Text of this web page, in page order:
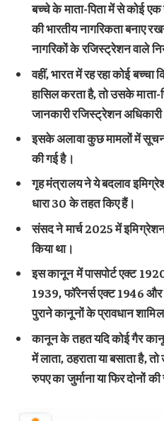
बच्चे के माता-पिता में से कोई
की भारतीय नागरिकता बनाए
नागरिकों के रजिस्ट्रेशन वाले
वहीं, भारत में रह रहा कोई
हासिल करता है, तो उसके
जानकारी रजिस्ट्रेशन अधिकारी
इसके अलावा कुछ मामलों में
की गई है।
गृह मंत्रालय ने ये बदलाव
धारा 30 के तहत किए हैं।
संसद ने मार्च 2025 में
किया था।
इस कानून में पासपोर्ट एक्ट
1939, फॉरेनर्स एक्ट 1946
पुराने कानूनों के प्रावधान
कानून के तहत यदि कोई गैर
में लाता, ठहराता या बसाता है,
रुपए का जुर्माना या फिर दोनों